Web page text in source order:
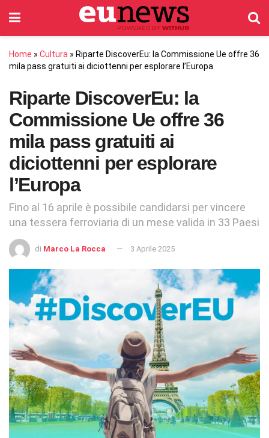
Home » Cultura » Riparte DiscoverEu: la Commissione Ue offre 36
mila pass gratuiti ai diciottenni per esplorare l’Europa
Riparte DiscoverEu: la
Commissione Ue offre 36
mila pass gratuiti ai
diciottenni per esplorare
l’Europa
Fino al 16 aprile è possibile candidarsi per vincere
una tessera ferroviaria di un mese valida in 33 Paesi
di Marco La Rocca 3 Aprile 2025